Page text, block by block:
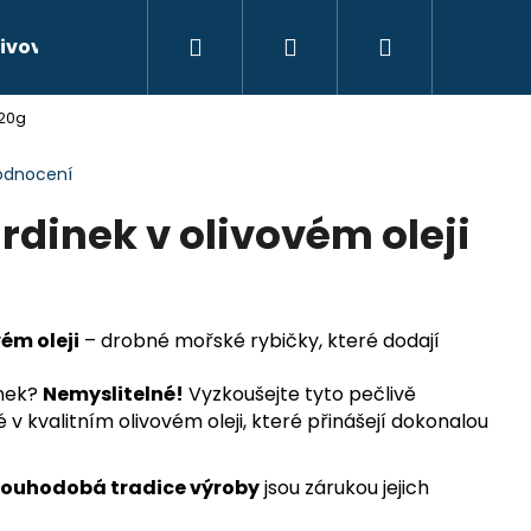
oleje Kontakty Hodnocení obchodu
Přihlášení
v olivovém oleji
oleji – drobné mořské rybičky, které dodají
Nemyslitelné! Vyzkoušejte tyto pečlivě
v kvalitním olivovém oleji, které přinášejí dokonalou
tradice výrobyjsou zárukou jejich